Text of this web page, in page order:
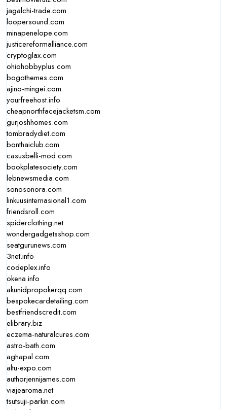
jagalchi-trade.com
loopersound.com
minapenelope.com
justicereformalliance.com
cryptoglax.com
ohiohobbyplus.com
bogothemes.com
ajino-mingei.com
yourfreehost.info
cheapnorthfacejacketsm.com
gurjoshhomes.com
tombradydiet.com
bonthaiclub.com
casusbelli-mod.com
bookplatesociety.com
lebnewsmedia.com
sonosonora.com
linkuusinternasional1.com
friendsroll.com
spiderclothing.net
wondergadgetsshop.com
seatgurunews.com
3net.info
codeplex.info
okena.info
akunidpropokerqq.com
bespokecardetailing.com
bestfriendscredit.com
elibrary.biz
eczema-naturalcures.com
astro-bath.com
aghapal.com
altu-expo.com
authorjennijames.com
viajearoma.net
tsutsuji-parkin.com